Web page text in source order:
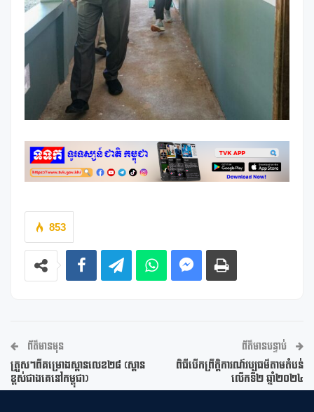
853
ព័ត៌មានមុន
ត្រួសៗពីគម្រោងស្ពានលេខ២៨ (ស្ពាន
ខ្ពស់ជាងគេនៅកម្ពុជា)
ព័ត៌មានបន្ទាប់
ពិធីបើកព្រឹត្តិការណ៍វប្បធម៌តាមតំបន់
លើកទី២ ឆ្នាំ២០២៤